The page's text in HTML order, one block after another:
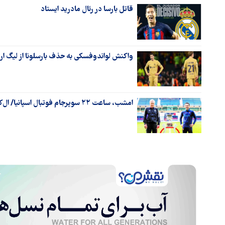
قاتل بارسا در رئال مادرید ایستاد
واکنش لواندوفسکی به حذف بارسلونا از لیگ
امشب، ساعت ۲۲ سوپرجام فوتبال اسپانیا/ ال‌کلاسیکوی ریاضیات در ریاض